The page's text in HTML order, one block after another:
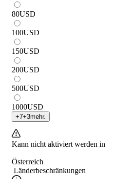
80USD
100USD
150USD
200USD
500USD
1000USD
+7+3mehr.
Kann nicht aktiviert werden in
Österreich
Länderbeschränkungen